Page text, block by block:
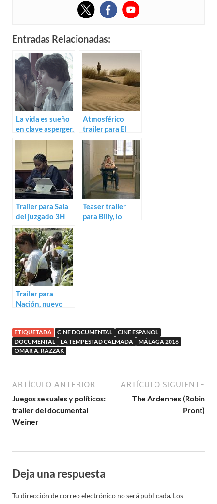
Entradas Relacionadas:
La vida es sueño
en clave asperger.
Trailer de Torpe
Atmosférico
trailer para El
mar nos mira de
Trailer para Sala
del juzgado 3H
de Antonio
Méndez Esparza
Teaser trailer
para Billy, lo
Trailer para
Nación, nuevo
Andión
ETIQUETADA CINE DOCUMENTAL
CINE ESPAÑOL
DOCUMENTAL
LA TEMPESTAD CALMADA
MÁLAGA 2016
OMAR A. RAZZAK
ARTÍCULO ANTERIOR
Juegos sexuales y políticos:
trailer del documental
Weiner
ARTÍCULO SIGUIENTE
The Ardennes (Robin
Pront)
Deja una respuesta
Tu dirección de correo electrónico no será publicada. Los